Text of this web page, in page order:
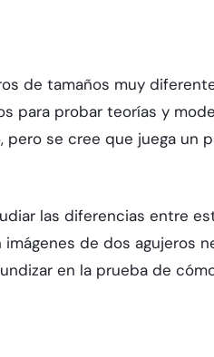
de tamaños muy
para probar teorías y
se cree que juega un
las diferencias entre
de dos agujeros
en la prueba de